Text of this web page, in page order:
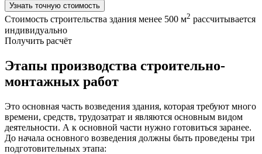
Узнать точную стоимость
Стоимость строительства здания менее 500 м2 рассчитывается
индивидуально
Получить расчёт
Этапы производства строительно-
монтажных работ
Это основная часть возведения здания, которая требуют много
времени, средств, трудозатрат и являются основным видом
деятельности. А к основной части нужно готовиться заранее.
До начала основного возведения должны быть проведены три
подготовительных этапа: